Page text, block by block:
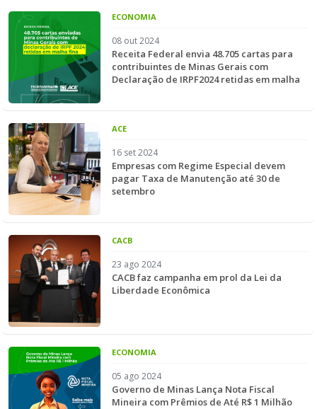
ECONOMIA
08 out 2024
Receita Federal envia 48.705 cartas para
contribuintes de Minas Gerais com
Declaração de IRPF2024 retidas em malha
ACE
16 set 2024
Empresas com Regime Especial devem
pagar Taxa de Manutenção até 30 de
setembro
CACB
23 ago 2024
CACB faz campanha em prol da Lei da
Liberdade Econômica
ECONOMIA
05 ago 2024
Governo de Minas Lança Nota Fiscal
Mineira com Prêmios de Até R$ 1 Milhão